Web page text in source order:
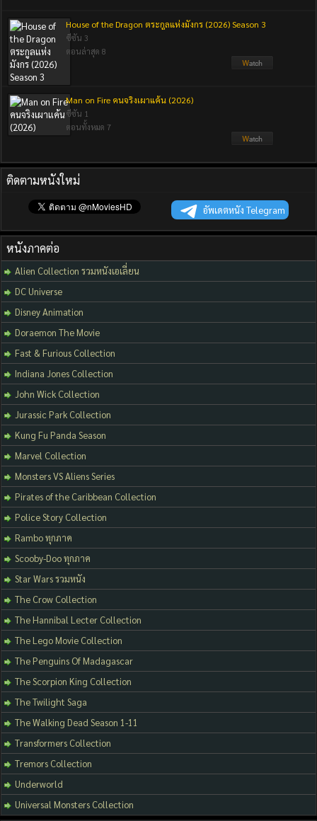
House of the Dragon ตระกูลแห่งมังกร (2026) Season 3
ซีซัน 3
ตอนล่าสุด 8
Man on Fire คนจริงเผาแค้น (2026)
ซีซัน 1
ตอนทั้งหมด 7
ติดตามหนังใหม่
อัพเดตหนัง Telegram
หนังภาคต่อ
Alien Collection รวมหนังเอเลี่ยน
DC Universe
Disney Animation
Doraemon The Movie
Fast & Furious Collection
Indiana Jones Collection
John Wick Collection
Jurassic Park Collection
Kung Fu Panda Season
Marvel Collection
Monsters VS Aliens Series
Pirates of the Caribbean Collection
Police Story Collection
Rambo ทุกภาค
Scooby-Doo ทุกภาค
Star Wars รวมหนัง
The Crow Collection
The Hannibal Lecter Collection
The Lego Movie Collection
The Penguins Of Madagascar
The Scorpion King Collection
The Twilight Saga
The Walking Dead Season 1-11
Transformers Collection
Tremors Collection
Underworld
Universal Monsters Collection